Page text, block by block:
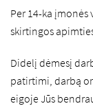
Per 14-ka
skirtingos
Didelį dėmesį
patirtimi, darbą
eigoje Jūs